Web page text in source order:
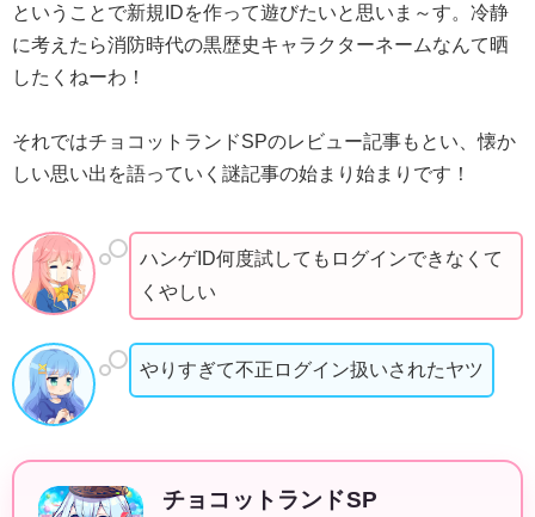
ということで新規IDを作って遊びたいと思いま～す。冷静
に考えたら消防時代の黒歴史キャラクターネームなんて晒
したくねーわ！
それではチョコットランドSPのレビュー記事もとい、懐か
しい思い出を語っていく謎記事の始まり始まりです！
ハンゲID何度試してもログインできなくて
くやしい
やりすぎて不正ログイン扱いされたヤツ
チョコットランドSP